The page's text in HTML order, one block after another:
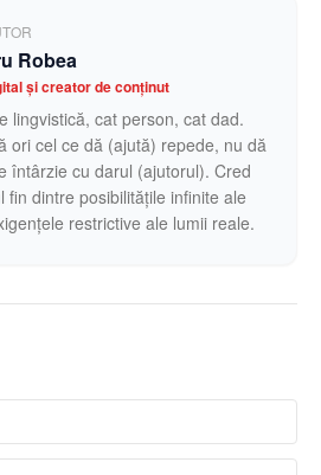
Robea
și creator de conținut
lingvistică, cat person, cat dad.
ori cel ce dă (ajută) repede, nu dă
întârzie cu darul (ajutorul). Cred
fin dintre posibilitățile infinite ale
restrictive ale lumii reale.